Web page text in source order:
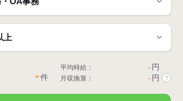
-件
平均時給： - 円
月収換算： - 円 ?